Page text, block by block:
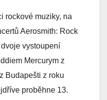
rockové muziky, na
Aerosmith: Rock
vystoupení
Mercurym z
Budapešti z roku
proběhne 13.